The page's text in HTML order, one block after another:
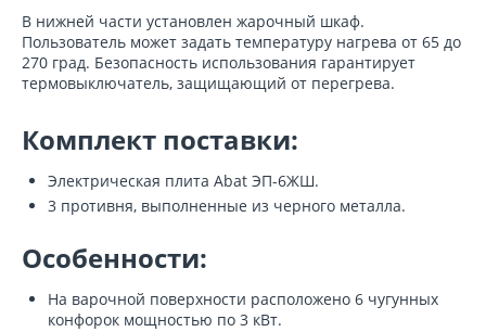
В нижней части установлен жарочный шкаф.
Пользователь может задать температуру нагрева от 65 до
270 град. Безопасность использования гарантирует
термовыключатель, защищающий от перегрева.
Комплект поставки:
Электрическая плита Abat ЭП-6ЖШ.
3 противня, выполненные из черного металла.
Особенности:
На варочной поверхности расположено 6 чугунных
конфорок мощностью по 3 кВт.